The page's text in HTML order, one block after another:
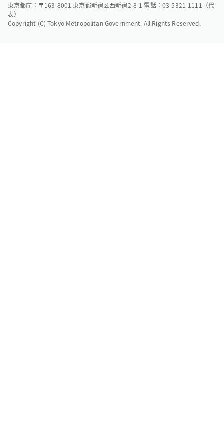
東京都庁：〒163-8001 東京都新宿区西新宿2-8-1 電話：03-5321-1111（代
表）
Copyright (C) Tokyo Metropolitan Government. All Rights Reserved.